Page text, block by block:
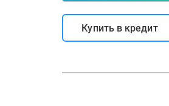
Купить в кредит